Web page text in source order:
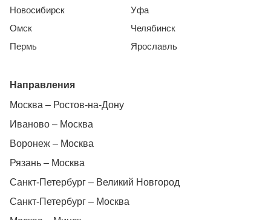
Новосибирск
Омск
Пермь
Уфа
Челябинск
Ярославль
Направления
Москва – Ростов-на-Дону
Иваново – Москва
Воронеж – Москва
Рязань – Москва
Санкт-Петербург – Великий Новгород
Санкт-Петербург – Москва